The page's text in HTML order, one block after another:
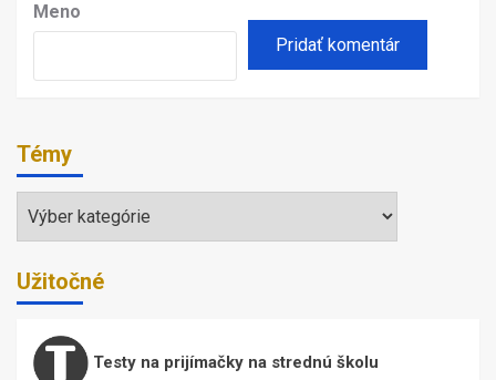
Meno
Témy
Témy
Užitočné
Testy na prijímačky na strednú školu